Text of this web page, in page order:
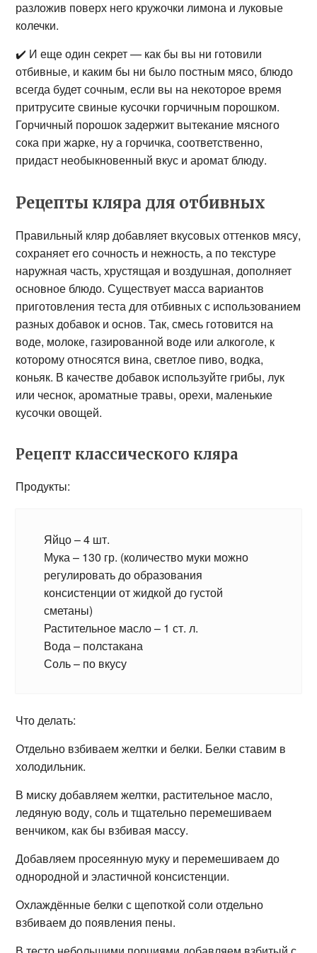
разложив поверх него кружочки лимона и луковые
колечки.
✔️ И еще один секрет — как бы вы ни готовили
отбивные, и каким бы ни было постным мясо, блюдо
всегда будет сочным, если вы на некоторое время
притрусите свиные кусочки горчичным порошком.
Горчичный порошок задержит вытекание мясного
сока при жарке, ну а горчичка, соответственно,
придаст необыкновенный вкус и аромат блюду.
Рецепты кляра для отбивных
Правильный кляр добавляет вкусовых оттенков мясу,
сохраняет его сочность и нежность, а по текстуре
наружная часть, хрустящая и воздушная, дополняет
основное блюдо. Существует масса вариантов
приготовления теста для отбивных с использованием
разных добавок и основ. Так, смесь готовится на
воде, молоке, газированной воде или алкоголе, к
которому относятся вина, светлое пиво, водка,
коньяк. В качестве добавок используйте грибы, лук
или чеснок, ароматные травы, орехи, маленькие
кусочки овощей.
Рецепт классического кляра
Продукты:
Яйцо – 4 шт.
Мука – 130 гр. (количество муки можно
регулировать до образования
консистенции от жидкой до густой
сметаны)
Растительное масло – 1 ст. л.
Вода – полстакана
Соль – по вкусу
Что делать:
Отдельно взбиваем желтки и белки. Белки ставим в
холодильник.
В миску добавляем желтки, растительное масло,
ледяную воду, соль и тщательно перемешиваем
венчиком, как бы взбивая массу.
Добавляем просеянную муку и перемешиваем до
однородной и эластичной консистенции.
Охлаждённые белки с щепоткой соли отдельно
взбиваем до появления пены.